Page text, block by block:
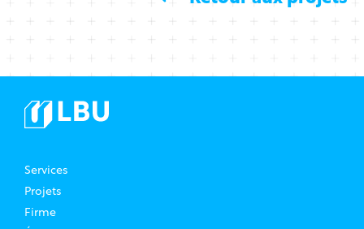
Services
Projets
Firme